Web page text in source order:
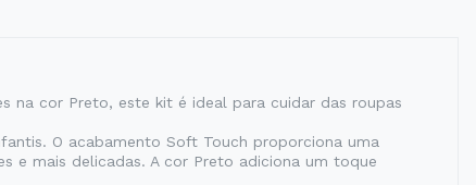
na cor Preto, este kit é ideal para cuidar das roupas
O acabamento Soft Touch proporciona uma
e mais delicadas. A cor Preto adiciona um toque